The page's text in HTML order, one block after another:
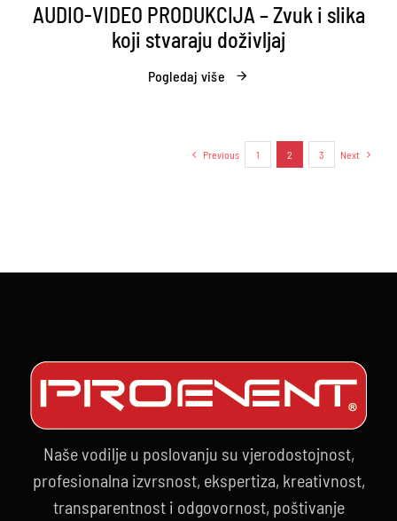
AUDIO-VIDEO PRODUKCIJA – Zvuk i slika
koji stvaraju doživljaj
Pogledaj više
Previous 1 2 3 Next
Naše vodilje u poslovanju su vjerodostojnost,
profesionalna izvrsnost, ekspertiza, kreativnost,
transparentnost i odgovornost, poštivanje